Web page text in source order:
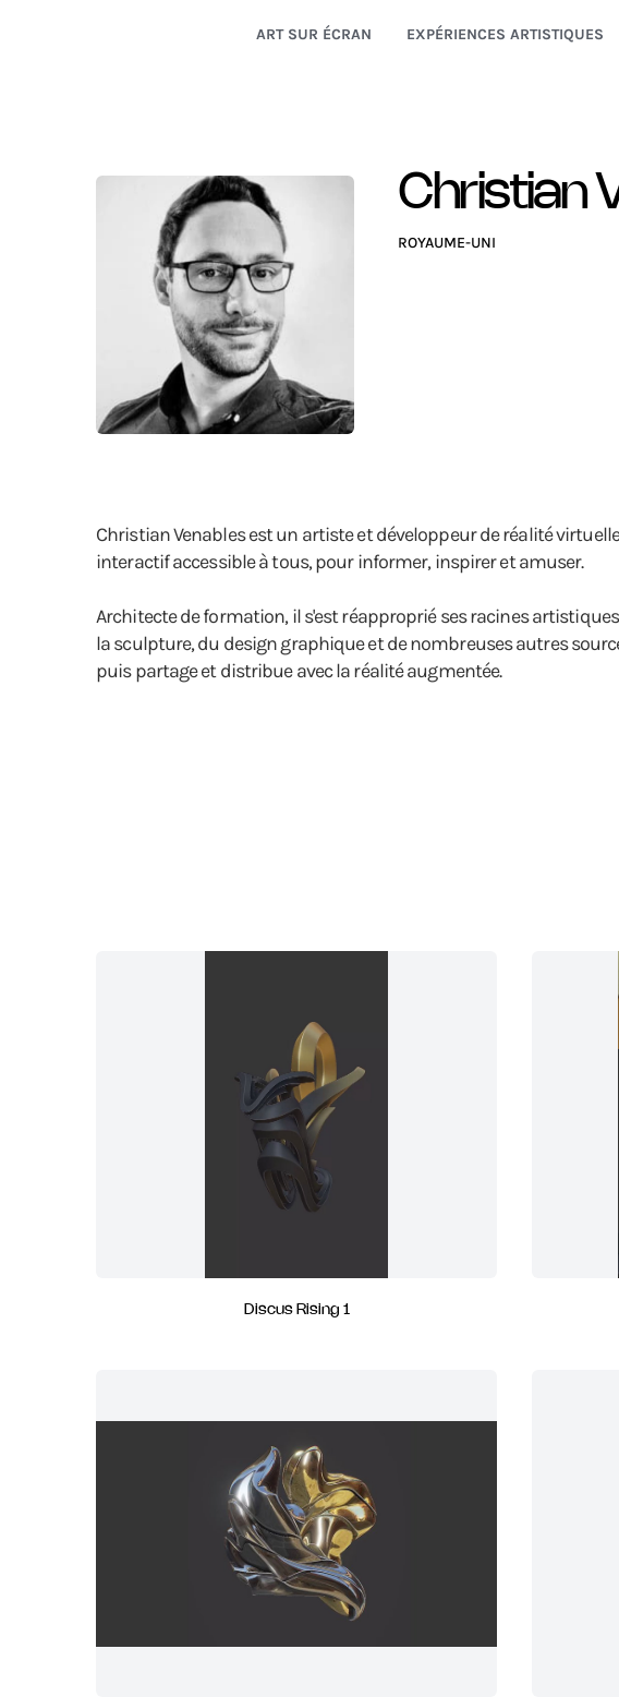
ART SUR ÉCRAN EXPÉRIENCES ARTISTIQUES
Christian
ROYAUME-UNI
Christian Venables est un artiste et développeur de réalité
interactif accessible à tous, pour informer, inspirer et amuser.
Architecte de formation, il s'est réapproprié ses racines
la sculpture, du design graphique et de nombreuses autres
puis partage et distribue avec la réalité augmentée.
Discus Rising 1